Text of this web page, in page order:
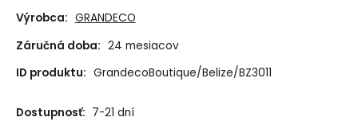
Výrobca: GRANDECO
Záručná doba: 24 mesiacov
ID produktu: GrandecoBoutique/Belize/BZ3011
Dostupnosť: 7-21 dní